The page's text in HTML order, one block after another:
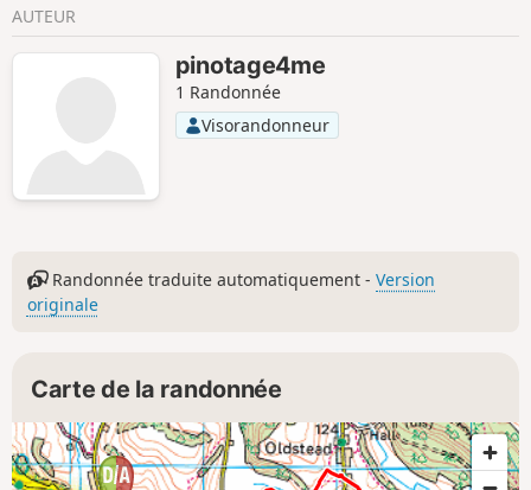
également du même endroit.
AUTEUR
pinotage4me
1 Randonnée
Visorandonneur
Randonnée traduite automatiquement -Version
originale
Carte de la randonnée